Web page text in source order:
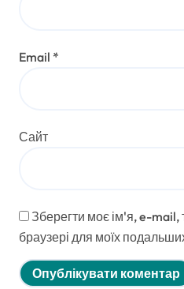
Email *
Сайт
Зберегти моє ім'я, e-mail,
браузері для моїх